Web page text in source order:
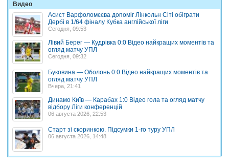
Видео
Асист Варфоломєєва допоміг Лінкольн Сіті обіграти
Дербі в 1/64 фіналу Кубка англійської ліги
Сегодня, 09:53
Лівий Берег — Кудрівка 0:0 Відео найкращих моментів та
огляд матчу УПЛ
Сегодня, 09:32
Буковина — Оболонь 0:0 Відео найкращих моментів та
огляд матчу УПЛ
Вчера, 21:41
Динамо Київ — Карабах 1:0 Відео гола та огляд матчу
відбору Ліги конференцій
06 августа 2026, 22:53
Старт зі скоринкою. Підсумки 1-го туру УПЛ
06 августа 2026, 14:48